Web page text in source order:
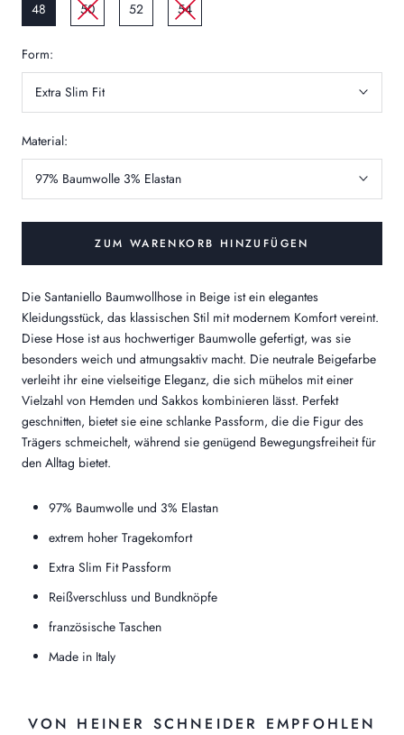
48
50 52 54
Form:
Extra Slim Fit
Material:
97% Baumwolle 3% Elastan
ZUM WARENKORB HINZUFÜGEN
Die Santaniello Baumwollhose in Beige ist ein elegantes
Kleidungsstück, das klassischen Stil mit modernem Komfort vereint.
Diese Hose ist aus hochwertiger Baumwolle gefertigt, was sie
besonders weich und atmungsaktiv macht. Die neutrale Beigefarbe
verleiht ihr eine vielseitige Eleganz, die sich mühelos mit einer
Vielzahl von Hemden und Sakkos kombinieren lässt. Perfekt
geschnitten, bietet sie eine schlanke Passform, die die Figur des
Trägers schmeichelt, während sie genügend Bewegungsfreiheit für
den Alltag bietet.
97% Baumwolle und 3% Elastan
extrem hoher Tragekomfort
Extra Slim Fit Passform
Reißverschluss und Bundknöpfe
französische Taschen
Made in Italy
VON HEINER SCHNEIDER EMPFOHLEN